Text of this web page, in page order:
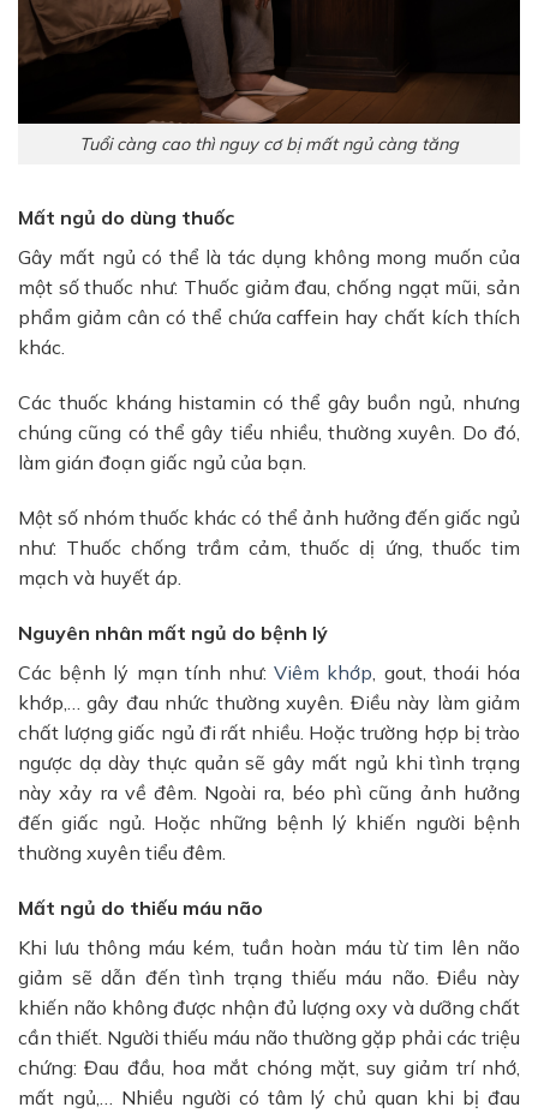
Tuổi càng cao thì nguy cơ bị mất ngủ càng tăng
Mất ngủ do dùng thuốc
Gây mất ngủ có thể là tác dụng không mong muốn của
một số thuốc như: Thuốc giảm đau, chống ngạt mũi, sản
phẩm giảm cân có thể chứa caffein hay chất kích thích
khác.
Các thuốc kháng histamin có thể gây buồn ngủ, nhưng
chúng cũng có thể gây tiểu nhiều, thường xuyên. Do đó,
làm gián đoạn giấc ngủ của bạn.
Một số nhóm thuốc khác có thể ảnh hưởng đến giấc ngủ
như: Thuốc chống trầm cảm, thuốc dị ứng, thuốc tim
mạch và huyết áp.
Nguyên nhân mất ngủ do bệnh lý
Các bệnh lý mạn tính như:Viêm khớp , gout, thoái hóa
khớp,… gây đau nhức thường xuyên. Điều này làm giảm
chất lượng giấc ngủ đi rất nhiều. Hoặc trường hợp bị trào
ngược dạ dày thực quản sẽ gây mất ngủ khi tình trạng
này xảy ra về đêm. Ngoài ra, béo phì cũng ảnh hưởng
đến giấc ngủ. Hoặc những bệnh lý khiến người bệnh
thường xuyên tiểu đêm.
Mất ngủ do thiếu máu não
Khi lưu thông máu kém, tuần hoàn máu từ tim lên não
giảm sẽ dẫn đến tình trạng thiếu máu não. Điều này
khiến não không được nhận đủ lượng oxy và dưỡng chất
cần thiết. Người thiếu máu não thường gặp phải các triệu
chứng: Đau đầu, hoa mắt chóng mặt, suy giảm trí nhớ,
mất ngủ,… Nhiều người có tâm lý chủ quan khi bị đau